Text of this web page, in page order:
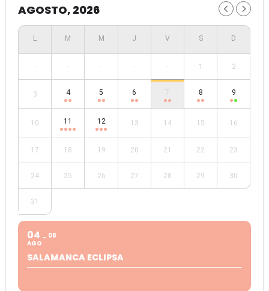
AGOSTO, 2026
- - - - - 1 2
3 4 5 6 7 8 9
10 11 12 13 14 15 16
17 18 19 20 21 22 23
24 25 26 27 28 29 30
31
04
AGO
08
SALAMANCA ECLIPSA